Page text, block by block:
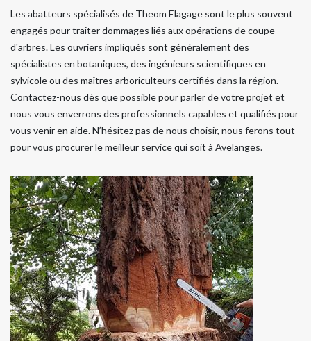
Les abatteurs spécialisés de Theom Elagage sont le plus souvent
engagés pour traiter dommages liés aux opérations de coupe
d'arbres. Les ouvriers impliqués sont généralement des
spécialistes en botaniques, des ingénieurs scientifiques en
sylvicole ou des maîtres arboriculteurs certifiés dans la région.
Contactez-nous dès que possible pour parler de votre projet et
nous vous enverrons des professionnels capables et qualifiés pour
vous venir en aide. N’hésitez pas de nous choisir, nous ferons tout
pour vous procurer le meilleur service qui soit à Avelanges.